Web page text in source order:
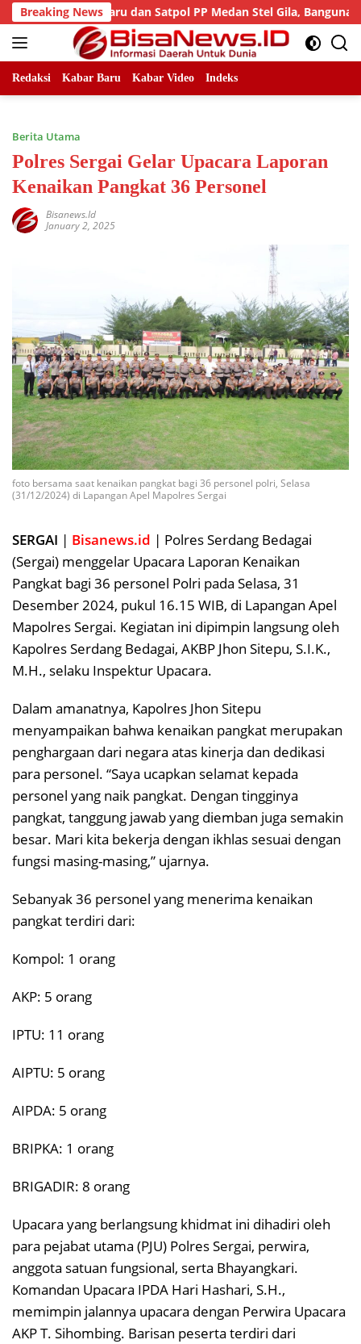
Skip
to
content
Breaking News
Cikataru dan Satpol PP Medan Stel Gila, Bangunan Wins
Redaksi Kabar Baru Kabar Video Indeks
Berita Utama
Polres Sergai Gelar Upacara Laporan
Kenaikan Pangkat 36 Personel
Bisanews.id
January 2, 2025
foto bersama saat kenaikan pangkat bagi 36 personel polri, Selasa
(31/12/2024) di Lapangan Apel Mapolres Sergai
SERGAI | Bisanews.id | Polres Serdang Bedagai
(Sergai) menggelar Upacara Laporan Kenaikan
Pangkat bagi 36 personel Polri pada Selasa, 31
Desember 2024, pukul 16.15 WIB, di Lapangan Apel
Mapolres Sergai. Kegiatan ini dipimpin langsung oleh
Kapolres Serdang Bedagai, AKBP Jhon Sitepu, S.I.K.,
M.H., selaku Inspektur Upacara.
Dalam amanatnya, Kapolres Jhon Sitepu
menyampaikan bahwa kenaikan pangkat merupakan
penghargaan dari negara atas kinerja dan dedikasi
para personel. “Saya ucapkan selamat kepada
personel yang naik pangkat. Dengan tingginya
pangkat, tanggung jawab yang diemban juga semakin
besar. Mari kita bekerja dengan ikhlas sesuai dengan
fungsi masing-masing,” ujarnya.
Sebanyak 36 personel yang menerima kenaikan
pangkat terdiri dari:
Kompol: 1 orang
AKP: 5 orang
IPTU: 11 orang
AIPTU: 5 orang
AIPDA: 5 orang
BRIPKA: 1 orang
BRIGADIR: 8 orang
Upacara yang berlangsung khidmat ini dihadiri oleh
para pejabat utama (PJU) Polres Sergai, perwira,
anggota satuan fungsional, serta Bhayangkari.
Komandan Upacara IPDA Hari Hashari, S.H.,
memimpin jalannya upacara dengan Perwira Upacara
AKP T. Sihombing. Barisan peserta terdiri dari